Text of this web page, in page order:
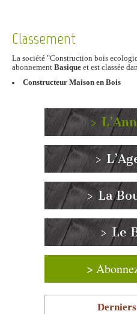
Classement
La société "Construction bois
abonnement Basique et est classée
Constructeur Maison en Bois
>
>
> La
> Le
>